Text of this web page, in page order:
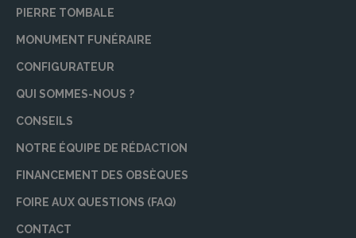
PIERRE TOMBALE
MONUMENT FUNÉRAIRE
CONFIGURATEUR
QUI SOMMES-NOUS ?
CONSEILS
NOTRE ÉQUIPE DE RÉDACTION
FINANCEMENT DES OBSÈQUES
FOIRE AUX QUESTIONS (FAQ)
CONTACT